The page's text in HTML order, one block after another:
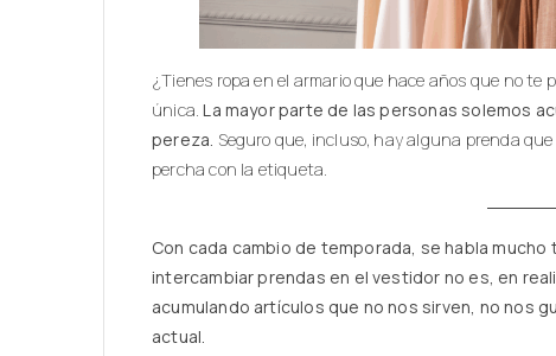
¿Tienes ropa en el armario que hace años que no te
única.La mayor parte de las personas solemos
pereza. Seguro que, incluso, hay alguna prenda
percha con la etiqueta.
Con cada cambio de temporada, se habla mucho
intercambiar prendas en el vestidor no es, en
acumulando artículos que no nos sirven, no nos
actual.